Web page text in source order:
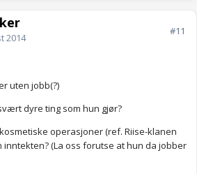
2014
#11
uten jobb(?)
dyre ting som hun gjør?
operasjoner (ref. Riise-klanen
(La oss forutse at hun da jobber